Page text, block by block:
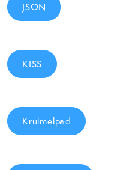
JSON
KISS
Kruimelpad